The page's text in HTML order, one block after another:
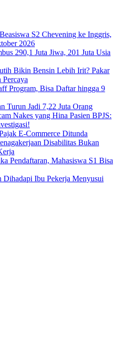
S2 Chevening ke Inggris,
2026
290,1 Juta Jiwa, 201 Juta Usia
Bikin Bensin Lebih Irit? Pakar
Program, Bisa Daftar hingga 9
Turun Jadi 7,22 Juta Orang
Nakes yang Hina Pasien BPJS:
E-Commerce Ditunda
Disabilitas Bukan
Pendaftaran, Mahasiswa S1 Bisa
Dihadapi Ibu Pekerja Menyusui